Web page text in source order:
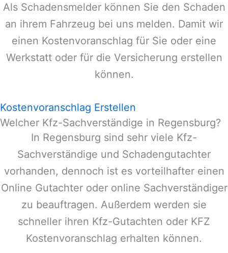
Als Schadensmelder können Sie den Schaden
an ihrem Fahrzeug bei uns melden. Damit wir
einen Kostenvoranschlag für Sie oder eine
Werkstatt oder für die Versicherung erstellen
können.
Kostenvoranschlag Erstellen
Welcher Kfz-Sachverständige in Regensburg?
In Regensburg sind sehr viele Kfz-
Sachverständige und Schadengutachter
vorhanden, dennoch ist es vorteilhafter einen
Online Gutachter oder online Sachverständiger
zu beauftragen. Außerdem werden sie
schneller ihren Kfz-Gutachten oder KFZ
Kostenvoranschlag erhalten können.